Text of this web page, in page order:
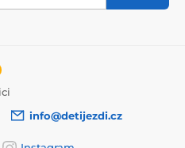
starší 3 let. Hračka
info@detijezdi.cz